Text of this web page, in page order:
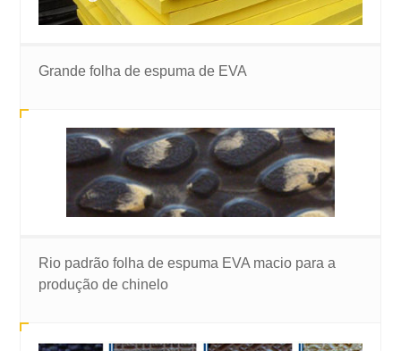
Grande folha de espuma de EVA
Rio padrão folha de espuma EVA macio para a
produção de chinelo